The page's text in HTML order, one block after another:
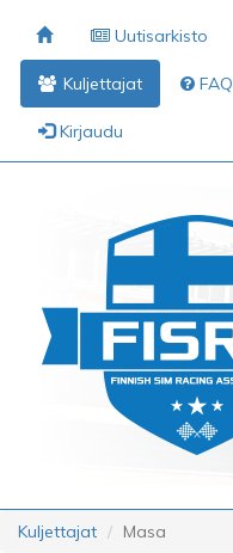
Uutisarkisto
Kuljettajat FAQ
Kirjaudu
Kuljettajat Masa